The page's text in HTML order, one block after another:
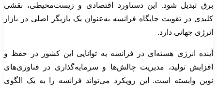
برق تبدیل شود. این دستاورد اقتصادی و زیست‌محیطی، نقشی
کلیدی در تقویت جایگاه فرانسه به‌عنوان یک بازیگر اصلی در بازار
انرژی جهانی دارد.
آینده انرژی هسته‌ای در فرانسه به توانایی این کشور در حفظ و
افزایش تولید، مدیریت چالش‌ها و سرمایه‌گذاری در فناوری‌های
نوین وابسته است. این رویکرد می‌تواند فرانسه را به یک الگوی